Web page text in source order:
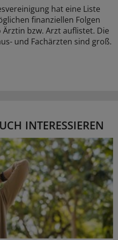
hat eine Liste
finanziellen Folgen
Ärztin bzw. Arzt auflistet. Die
und Fachärzten sind groß.
INTERESSIEREN